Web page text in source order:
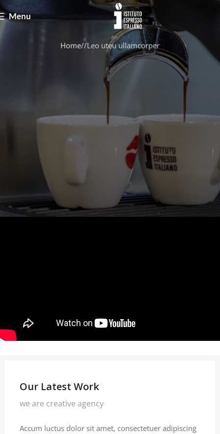
Menu
Home Leo uteu ullamcorper
Our Latest Work
we are creative agency
Accum luctus dolor sit amet, consectetuer adipiscing